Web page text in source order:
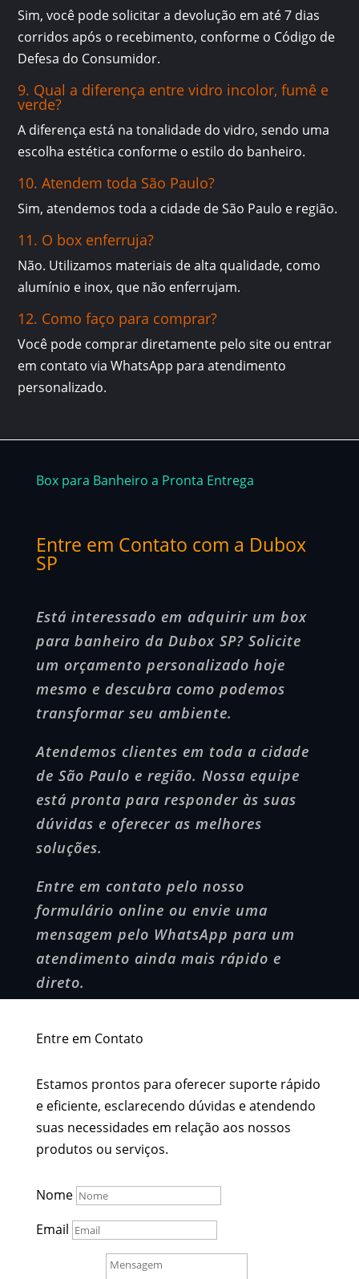
Sim, você pode solicitar a devolução em até 7 dias
corridos após o recebimento, conforme o Código de
Defesa do Consumidor.
9. Qual a diferença entre vidro incolor, fumê e
verde?
A diferença está na tonalidade do vidro, sendo uma
escolha estética conforme o estilo do banheiro.
10. Atendem toda São Paulo?
Sim, atendemos toda a cidade de São Paulo e região.
11. O box enferruja?
Não. Utilizamos materiais de alta qualidade, como
alumínio e inox, que não enferrujam.
12. Como faço para comprar?
Você pode comprar diretamente pelo site ou entrar
em contato via WhatsApp para atendimento
personalizado.
Box para Banheiro a Pronta Entrega
Entre em Contato com a Dubox
SP
Está interessado em adquirir um box
para banheiro da Dubox SP? Solicite
um orçamento personalizado hoje
mesmo e descubra como podemos
transformar seu ambiente.
Atendemos clientes em toda a cidade
de São Paulo e região. Nossa equipe
está pronta para responder às suas
dúvidas e oferecer as melhores
soluções.
Entre em contato pelo nosso
formulário online ou envie uma
mensagem pelo WhatsApp para um
atendimento ainda mais rápido e
direto.
Entre em Contato
Estamos prontos para oferecer suporte rápido
e eficiente, esclarecendo dúvidas e atendendo
suas necessidades em relação aos nossos
produtos ou serviços.
Nome
Email